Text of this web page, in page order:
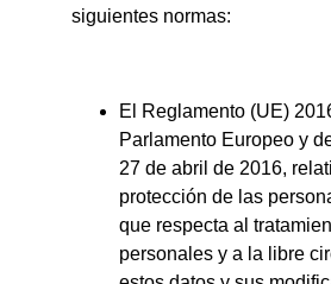
siguientes normas:
El Reglamento (UE)
Parlamento Europeo y
27 de abril de 2016,
protección de las
que respecta al
personales y a la libre